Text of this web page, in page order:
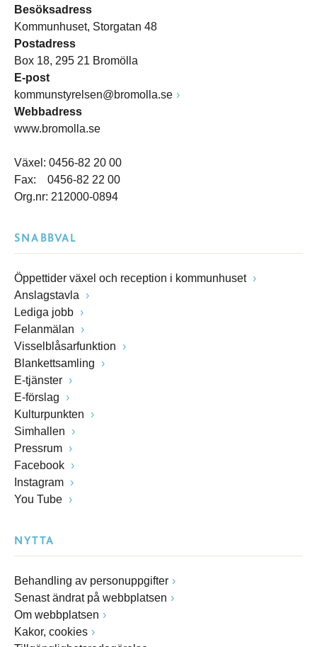
Besöksadress
Kommunhuset, Storgatan 48
Postadress
Box 18, 295 21 Bromölla
E-post
kommunstyrelsen@bromolla.se
Webbadress
www.bromolla.se
Växel: 0456-82 20 00
Fax: 0456-82 22 00
Org.nr: 212000-0894
SNABBVAL
Öppettider växel och reception i kommunhuset
Anslagstavla
Lediga jobb
Felanmälan
Visselblåsarfunktion
Blankettsamling
E-tjänster
E-förslag
Kulturpunkten
Simhallen
Pressrum
Facebook
Instagram
You Tube
NYTTA
Behandling av personuppgifter
Senast ändrat på webbplatsen
Om webbplatsen
Kakor, cookies